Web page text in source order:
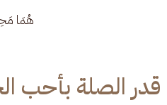
هُمَا
قدر الصلة بأحب